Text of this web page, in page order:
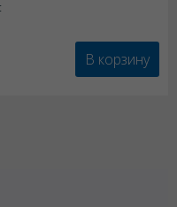
В корзину